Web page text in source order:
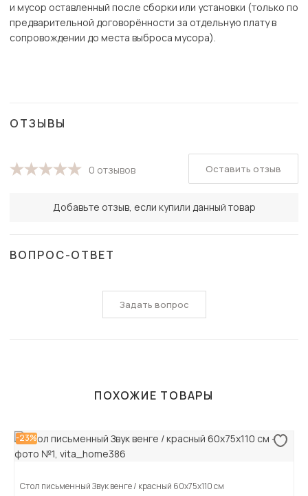
и мусор оставленный после сборки или установки (только по
предварительной договорённости за отдельную плату в
сопровождении до места выброса мусора).
ОТЗЫВЫ
0 отзывов
Добавьте отзыв, если купили данный товар
Оставить отзыв
ВОПРОС-ОТВЕТ
Задать вопрос
ПОХОЖИЕ ТОВАРЫ
-23%
Стол письменный Звук венге / красный 60х75х110 см